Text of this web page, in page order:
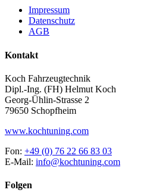
Impressum
Datenschutz
AGB
Kontakt
Koch Fahrzeugtechnik
Dipl.-Ing. (FH) Helmut Koch
Georg-Ühlin-Strasse 2
79650 Schopfheim
www.kochtuning.com
Fon: +49 (0) 76 22 66 83 03
E-Mail: info@kochtuning.com
Folgen